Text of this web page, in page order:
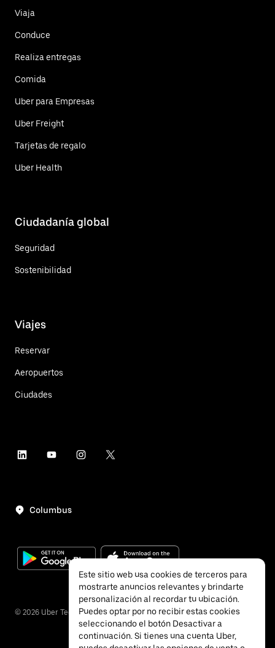
Viaja
Conduce
Realiza entregas
Comida
Uber para Empresas
Uber Freight
Tarjetas de regalo
Uber Health
Ciudadanía global
Seguridad
Sostenibilidad
Viajes
Reservar
Aeropuertos
Ciudades
Columbus
© 2026 Uber Technologies, Inc.
Este sitio web usa cookies de terceros para
mostrarte anuncios relevantes y brindarte
personalización al recordar tu ubicación.
Puedes optar por no recibir estas cookies
seleccionando el botón Desactivar a
continuación. Si tienes una cuenta Uber,